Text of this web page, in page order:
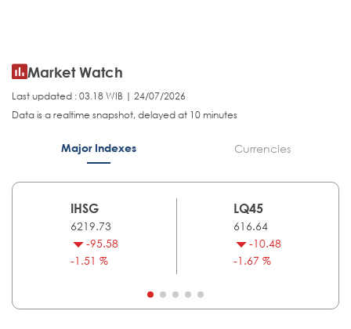
Market Watch
Last updated : 03.18 WIB | 24/07/2026
Data is a realtime snapshot, delayed at 10 minutes
Major Indexes Currencies
IHSG
6219.73
-95.58
-1.51 %
LQ45
616.64
-10.48
-1.67 %